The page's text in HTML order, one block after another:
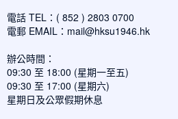
電話 TEL：( 852 ) 2803 0700
電郵 EMAIL： mail@hksu1946.hk
辦公時間：
09:30 至 18:00 (星期一至五)
09:30 至 17:00 (星期六)
星期日及公眾假期休息